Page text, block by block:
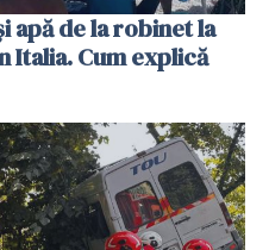
apă de la robinet la
Italia. Cum explică